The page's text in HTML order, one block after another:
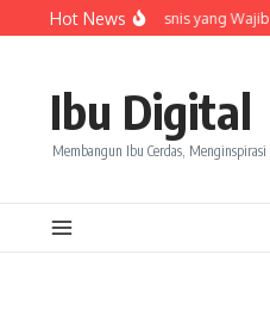
Skip to content
Hot News
Memulai Bisnis yang Wajib
Ibu Digital
Membangun Ibu Cerdas,